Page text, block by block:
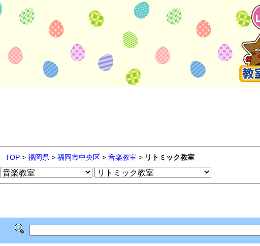
TOP > 福岡県 > 福岡市中央区 > 音楽教室 > リトミック教室